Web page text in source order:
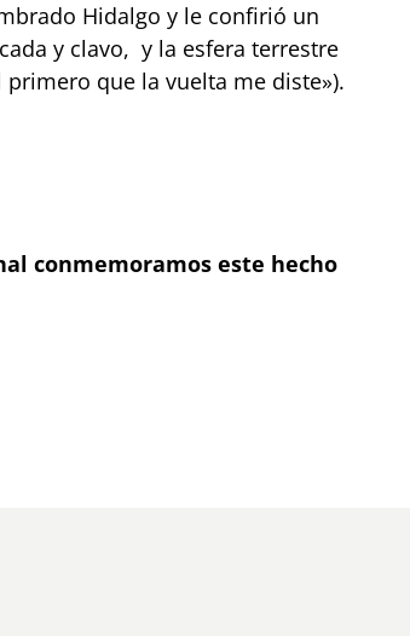
Hidalgo y le confirió un
y clavo, y la esfera terrestre
primero que la vuelta me diste»).
conmemoramos este hecho